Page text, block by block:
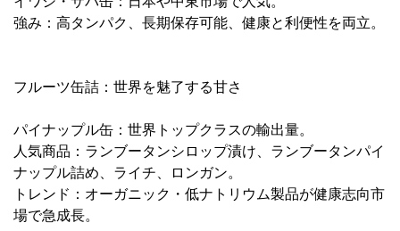
強み：高タンパク、長期保存可能、健康と利便性を両立。
フルーツ缶詰：世界を魅了する甘さ
パイナップル缶：世界トップクラスの輸出量。
人気商品：ランブータンシロップ漬け、ランブータンパイ
ナップル詰め、ライチ、ロンガン。
トレンド：オーガニック・低ナトリウム製品が健康志向市
場で急成長。